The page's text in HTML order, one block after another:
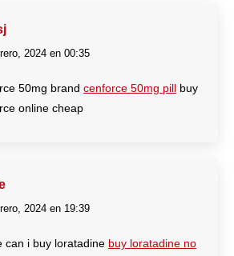
2024 en 00:35
50mg brand cenforce 50mg pill buy
online cheap
2024 en 19:39
can i buy loratadine buy loratadine no